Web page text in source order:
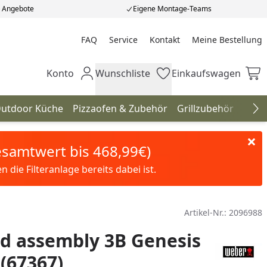
Eigene Montage-Teams
FAQ Service Kontakt Meine Bestellung
Meine Bestellung
Mein Konto
Konto Wunschliste
Wunschliste Einkaufswagen
Einkaufswagen
Küche Pizzaofen & Zubehör Grillzubehör
bis 468,99€)
die Filteranlage bereits dabei ist.
Artikel-Nr.: 2096988
assembly 3B Genesis